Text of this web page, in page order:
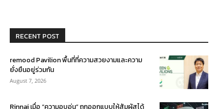
RECENT POST
remood Pavilion พื้นที่ที่ความสวยงามและความ
ยั่งยืนอยู่ร่วมกัน
August 7, 2026
Rinnai เมื่อ “ความอบอุ่น” ถูกออกแบบให้สัมผัสได้